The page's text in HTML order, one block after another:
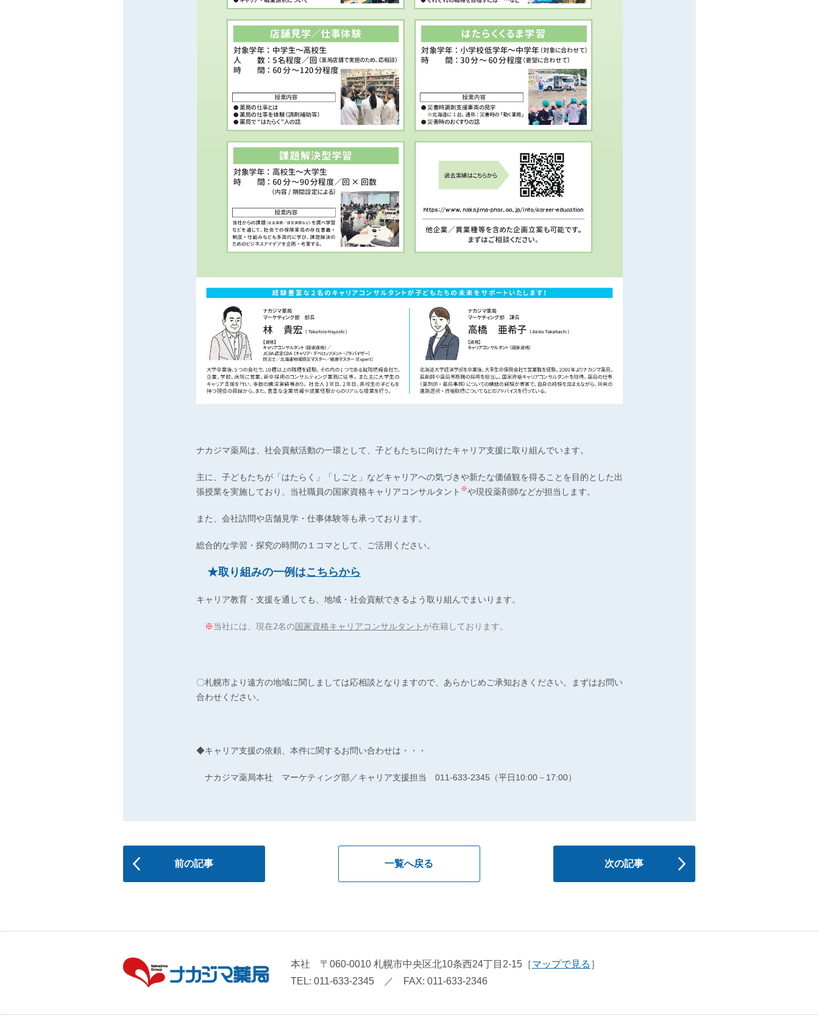
ナカジマ薬局は、社会貢献活動の一環として、子どもたちに向けたキャリア支援に取り組んでいます。
主に、子どもたちが「はたらく」「しごと」などキャリアへの気づきや新たな価値観を得ることを目的とした出
張授業を実施しており、当社職員の国家資格キャリアコンサルタント ※や現役薬剤師などが担当します。
また、会社訪問や店舗見学・仕事体験等も承っております。
総合的な学習・探究の時間の１コマとして、ご活用ください。
★取り組みの一例はこちらから
キャリア教育・支援を通しても、地域・社会貢献できるよう取り組んでまいります。
※当社には、現在2名の国家資格キャリアコンサルタント が在籍しております。
〇札幌市より遠方の地域に関しましては応相談となりますので、あらかじめご承知おきください。まずはお問い
合わせください。
◆キャリア支援の依頼、本件に関するお問い合わせは・・・
ナカジマ薬局本社 マーケティング部／キャリア支援担当 011-633-2345（平日10:00－17:00）
前の記事 一覧へ戻る 次の記事
本社 〒060-0010 札幌市中央区北10条西24丁目2-15 ［マップで見る ］
TEL: 011-633-2345 ／ FAX: 011-633-2346